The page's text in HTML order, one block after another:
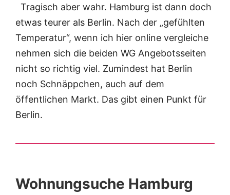
Tragisch aber wahr. Hamburg ist dann doch
etwas teurer als Berlin. Nach der „gefühlten
Temperatur“, wenn ich hier online vergleiche
nehmen sich die beiden WG Angebotsseiten
nicht so richtig viel. Zumindest hat Berlin
noch Schnäppchen, auch auf dem
öffentlichen Markt. Das gibt einen Punkt für
Berlin.
Wohnungsuche Hamburg